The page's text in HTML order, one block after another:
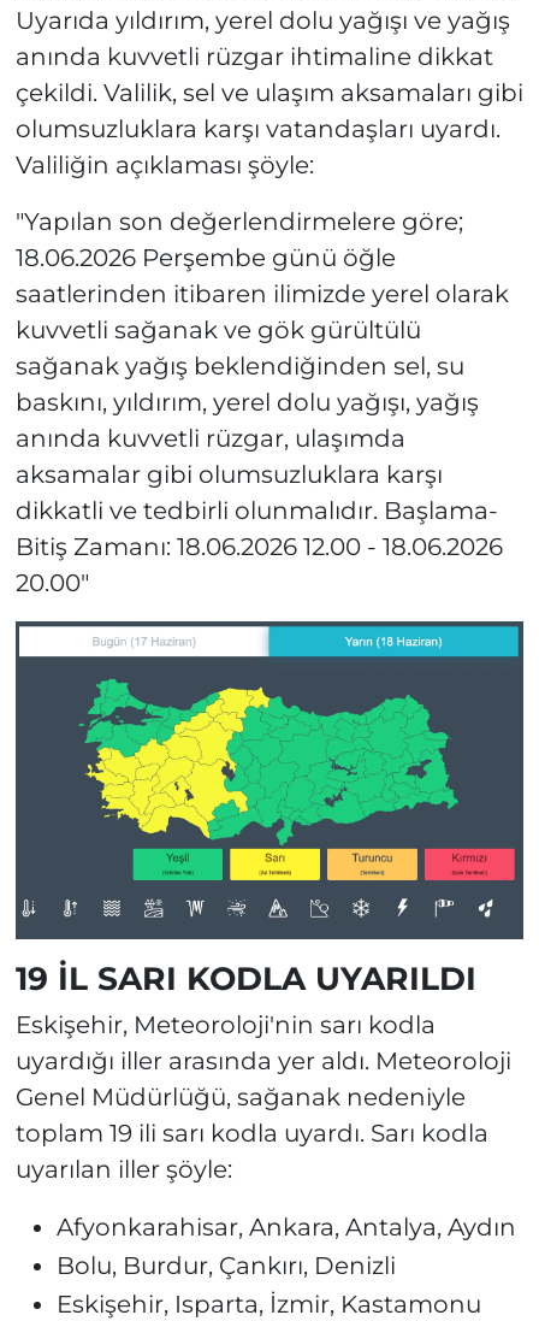
Uyarıda yıldırım, yerel dolu yağışı ve yağış
anında kuvvetli rüzgar ihtimaline dikkat
çekildi. Valilik, sel ve ulaşım aksamaları gibi
olumsuzluklara karşı vatandaşları uyardı.
Valiliğin açıklaması şöyle:
"Yapılan son değerlendirmelere göre;
18.06.2026 Perşembe günü öğle
saatlerinden itibaren ilimizde yerel olarak
kuvvetli sağanak ve gök gürültülü
sağanak yağış beklendiğinden sel, su
baskını, yıldırım, yerel dolu yağışı, yağış
anında kuvvetli rüzgar, ulaşımda
aksamalar gibi olumsuzluklara karşı
dikkatli ve tedbirli olunmalıdır. Başlama-
Bitiş Zamanı: 18.06.2026 12.00 - 18.06.2026
20.00"
19 İL SARI KODLA UYARILDI
Eskişehir, Meteoroloji'nin sarı kodla
uyardığı iller arasında yer aldı. Meteoroloji
Genel Müdürlüğü, sağanak nedeniyle
toplam 19 ili sarı kodla uyardı. Sarı kodla
uyarılan iller şöyle:
Afyonkarahisar, Ankara, Antalya, Aydın
Bolu, Burdur, Çankırı, Denizli
Eskişehir, Isparta, İzmir, Kastamonu